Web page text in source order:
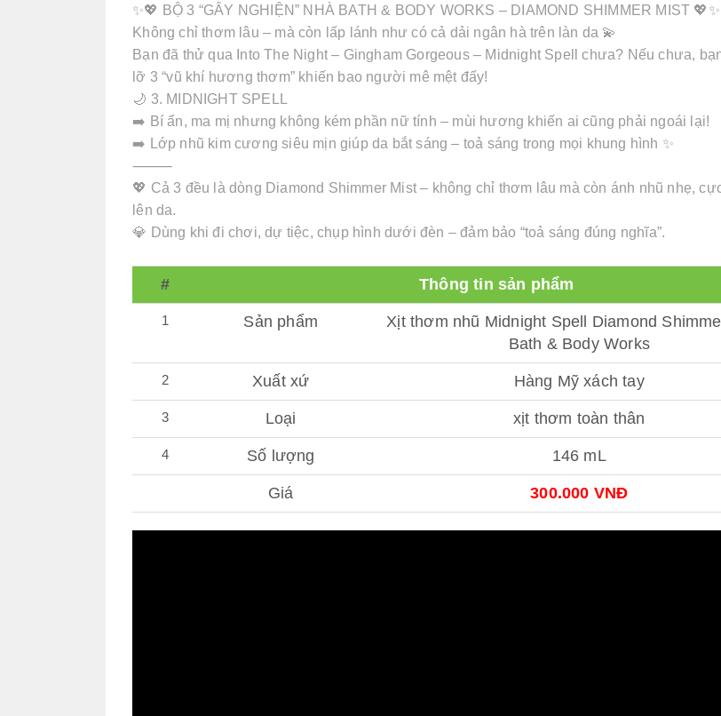
✨💖 BỘ 3 “GÂY NGHIỆN” NHÀ BATH & BODY WORKS – DIAMOND SHIMMER MIST 💖✨
Không chỉ thơm lâu – mà còn lấp lánh như có cả dải ngân hà trên làn da 💫
Bạn đã thử qua Into The Night – Gingham Gorgeous – Midnight Spell chưa? Nếu chưa,
lỡ 3 “vũ khí hương thơm” khiến bao người mê mệt đấy!
🌙 3. MIDNIGHT SPELL
➡️ Bí ẩn, ma mị nhưng không kém phần nữ tính – mùi hương khiến ai cũng phải ngoái lại!
➡️ Lớp nhũ kim cương siêu mịn giúp da bắt sáng – toả sáng trong mọi khung hình ✨
⸻
💖 Cả 3 đều là dòng Diamond Shimmer Mist – không chỉ thơm lâu mà còn ánh nhũ nhẹ,
lên da.
💎 Dùng khi đi chơi, dự tiệc, chụp hình dưới đèn – đảm bảo “toả sáng đúng nghĩa”.
# Thông tin sản phẩm
1 Sản phẩm
Xịt thơm nhũ Midnight Spell Diamond
Bath & Body Works
2 Xuất xứ Hàng Mỹ xách tay
3 Loại xịt thơm toàn thân
4 Số lượng 146 mL
Giá 300.000 VNĐ